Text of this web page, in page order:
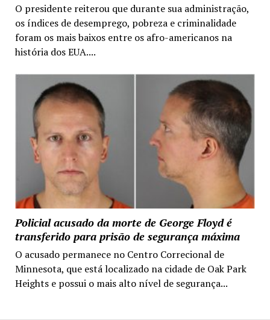
O presidente reiterou que durante sua administração,
os índices de desemprego, pobreza e criminalidade
foram os mais baixos entre os afro-americanos na
história dos EUA....
Policial acusado da morte de George Floyd é
transferido para prisão de segurança máxima
O acusado permanece no Centro Correcional de
Minnesota, que está localizado na cidade de Oak Park
Heights e possui o mais alto nível de segurança...